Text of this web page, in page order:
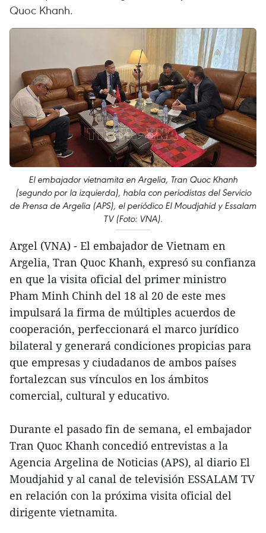
Quoc Khanh.
El embajador vietnamita en Argelia, Tran Quoc Khanh
(segundo por la izquierda), habla con periodistas del Servicio
de Prensa de Argelia (APS), el periódico El Moudjahid y Essalam
TV (Foto: VNA).
Argel (VNA) - El embajador de Vietnam en
Argelia, Tran Quoc Khanh, expresó su confianza
en que la visita oficial del primer ministro
Pham Minh Chinh del 18 al 20 de este mes
impulsará la firma de múltiples acuerdos de
cooperación, perfeccionará el marco jurídico
bilateral y generará condiciones propicias para
que empresas y ciudadanos de ambos países
fortalezcan sus vínculos en los ámbitos
comercial, cultural y educativo.
Durante el pasado fin de semana, el embajador
Tran Quoc Khanh concedió entrevistas a la
Agencia Argelina de Noticias (APS), al diario El
Moudjahid y al canal de televisión ESSALAM TV
en relación con la próxima visita oficial del
dirigente vietnamita.